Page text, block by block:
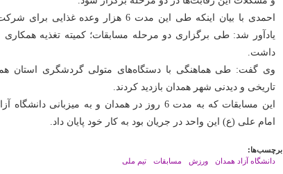
احمدی با بیان اینکه طی این مدت 6 هزار
یادآور شد: طی برگزاری دو مرحله مسابقات؛ کمیته تغذیه همکاری
داشت.
وی گفت: طی هماهنگی با دستگاه‌های متولی گردشگری استان همه
تاریخی و دیدنی شهر همدان بازدید کردند.
این مسابقات که به مدت 6 روز در همدان و به
امام علی (ع) این واحد در جریان بود به کار خود پایان داد.
برچسب‌ها:
دانشگاه آزاد همدان
ورزش مسابقات تیم ملی